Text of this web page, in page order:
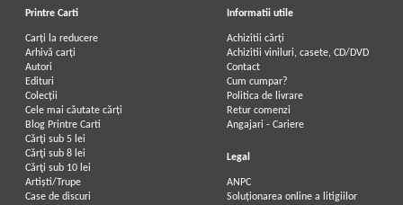
Printre Carti
Carți la reducere
Arhivă carți
Autori
Edituri
Colecții
Cele mai căutate cărți
Blog Printre Carti
Cărţi sub 5 lei
Cărţi sub 8 lei
Cărţi sub 10 lei
Artiști/Trupe
Case de discuri
Informatii utile
Achizitii cărți
Achizitii viniluri, casete, CD/DVD
Contact
Cum cumpar?
Politica de livrare
Retur comenzi
Angajari - Cariere
Legal
ANPC
Soluționarea online a litigiilor